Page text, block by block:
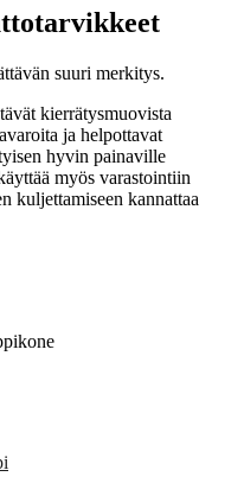
suuri merkitys.
kierrätysmuovista
ja helpottavat
hyvin painaville
myös varastointiin
kuljettamiseen kannattaa